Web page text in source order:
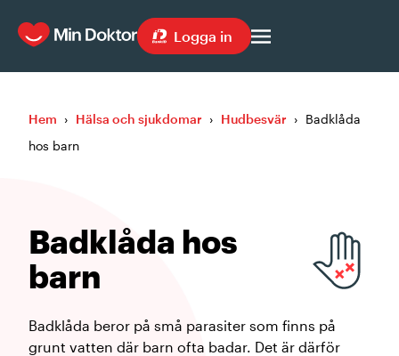
Logga in
Hem › Hälsa och sjukdomar › Hudbesvär › Badklåda
hos barn
Badklåda hos
barn
Badklåda beror på små parasiter som finns på
grunt vatten där barn ofta badar. Det är därför